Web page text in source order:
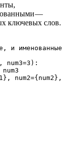
—
ключевых слов.
и именованные
num3=3):
num2={num2},